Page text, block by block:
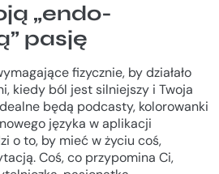
„endo-
pasję
fizycznie, by działało
kiedy ból jest silniejszy i Twoja
będą podcasty, kolorowanki
języka w aplikacji
o to, by mieć w życiu coś,
Coś, co przypomina Ci,